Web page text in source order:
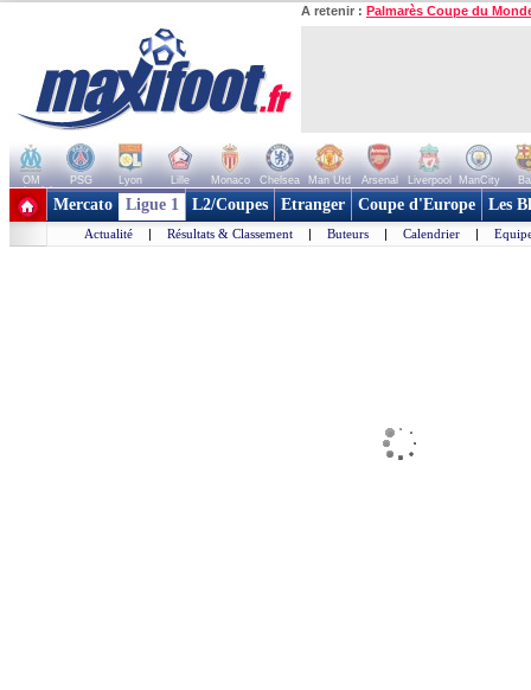
A retenir : Palmarès Coupe du
OM PSG Lyon Lille Monaco Chelsea Man Utd Arsenal Liverpool ManCity
+ de clubs
Mercato Ligue 1 L2/Coupes Etranger Coupe d'Europe Les
Actualité | Résultats & Classement | Buteurs | Calendrier |